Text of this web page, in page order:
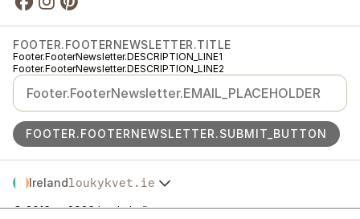
FOOTER.FOOTERNEWSLETTER.TITLE
Footer.FooterNewsletter.DESCRIPTION_LINE1
Footer.FooterNewsletter.DESCRIPTION_LINE2
FOOTER.FOOTERNEWSLETTER.SUBMIT_BUTTON
Irelandloukykvet.ie
© 2016 →2026 Loukykvět s.r.o.